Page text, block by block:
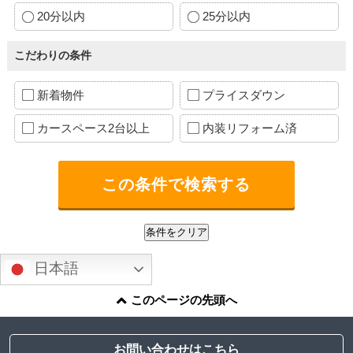
20分以内 25分以内
こだわりの条件
新着物件 プライスダウン
カースペース2台以上 内装リフォーム済
日本語
このページの先頭へ
お問い合わせはこちら